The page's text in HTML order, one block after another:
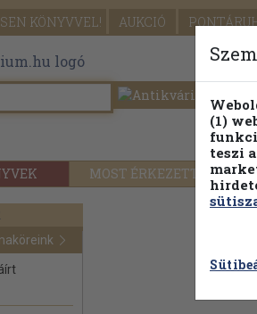
KÖNYVVEL! AUKCIÓ
MOST ÉRKEZETT
(1)
teszi